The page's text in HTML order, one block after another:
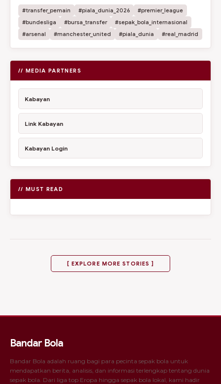
#transfer_pemain #piala_dunia_2026
#premier_league
#bundesliga
#bursa_transfer
#sepak_bola_internasional
#arsenal
#manchester_united #piala_dunia #real_madrid
// MEDIA PARTNERS
Kabayan
Link Kabayan
Kabayan Login
// MUST READ
[ EXPLORE MORE STORIES ]
Bandar Bola
Bandar Bola adalah ruang bagi para pecinta sepak bola untuk
mendapatkan berita, analisis, dan informasi terlengkap tentang dunia
sepak bola. Dari liga top Eropa hingga sepak bola lokal, kami hadir